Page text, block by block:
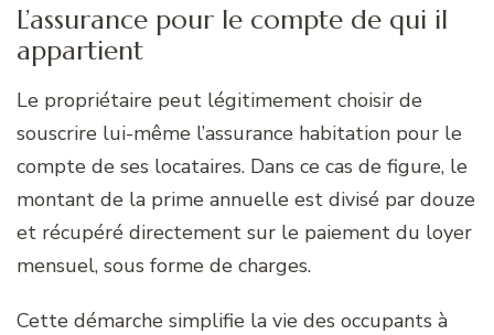
L’assurance pour le compte de qui il
appartient
Le propriétaire peut légitimement choisir de
souscrire lui-même l’assurance habitation pour le
compte de ses locataires. Dans ce cas de figure, le
montant de la prime annuelle est divisé par douze
et récupéré directement sur le paiement du loyer
mensuel, sous forme de charges.
Cette démarche simplifie la vie des occupants à